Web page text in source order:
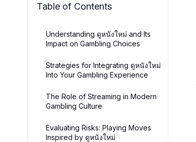
Table of Contents
Understanding ดูหนังใหม่ and Its
Impact on Gambling Choices
Strategies for Integrating ดูหนังใหม่
Into Your Gambling Experience
The Role of Streaming in Modern
Gambling Culture
Evaluating Risks: Playing Moves
Inspired by ดูหนังใหม่